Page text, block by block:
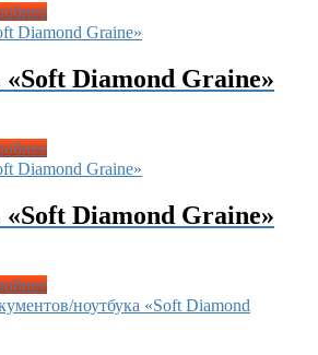
Diamond Graine»
Diamond Graine»